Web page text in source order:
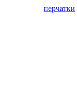
перчатки